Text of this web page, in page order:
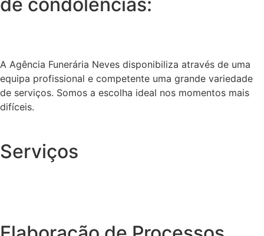
A Agência Funerária Neves disponibiliza através de uma
equipa profissional e competente uma grande variedade
de serviços. Somos a escolha ideal nos momentos mais
difíceis.
Serviços